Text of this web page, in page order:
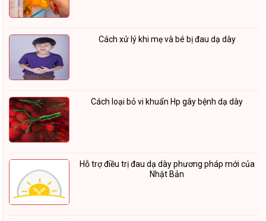
Cách xử lý khi mẹ và bé bị đau dạ dày
Cách loại bỏ vi khuẩn Hp gây bệnh dạ dày
Hỗ trợ điều trị đau dạ dày phương pháp mới của
Nhật Bản